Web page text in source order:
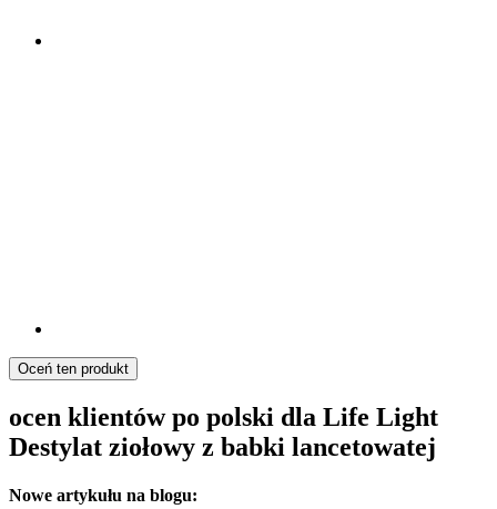
Oceń ten produkt
ocen klientów po polski dla Life Light
Destylat ziołowy z babki lancetowatej
Nowe artykułu na blogu: